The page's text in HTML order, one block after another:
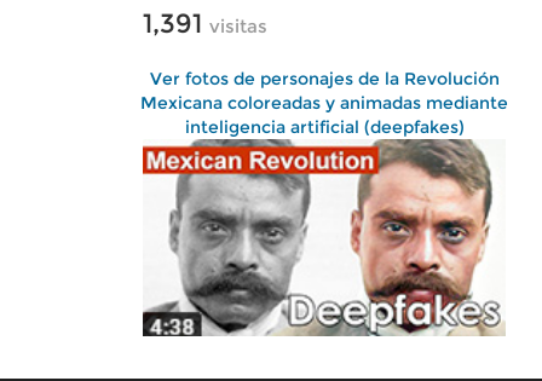
1,391 visitas
Ver fotos de personajes de la Revolución
Mexicana coloreadas y animadas mediante
inteligencia artificial (deepfakes)